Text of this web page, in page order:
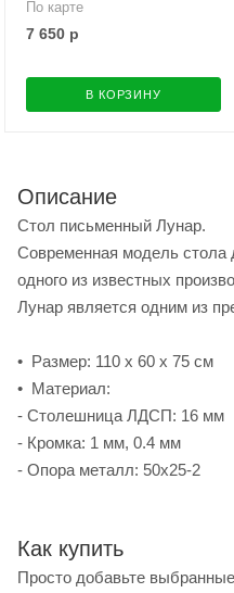
По карте
7 650 р
В КОРЗИНУ
Описание
Стол письменный Лунар.
Современная модель стола
одного из известных
Лунар является одним из
• Размер: 110 х 60 х 75 см
• Материал:
- Столешница ЛДСП: 16 мм
- Кромка: 1 мм, 0.4 мм
- Опора металл: 50х25-2
Как купить
Просто добавьте